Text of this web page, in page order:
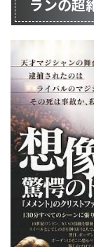
ランの超